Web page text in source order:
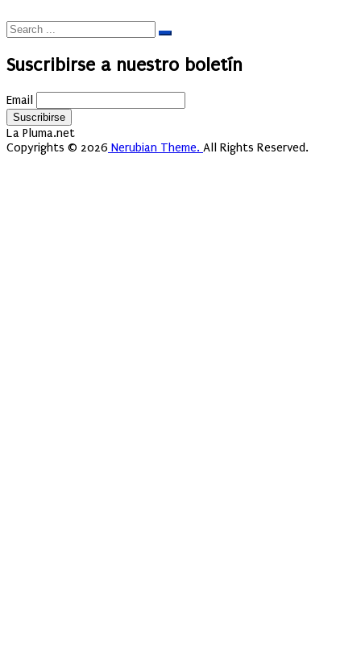
Suscribirse a nuestro boletín
Email
La Pluma.net
Copyrights © 2026 Nerubian Theme. All Rights Reserved.